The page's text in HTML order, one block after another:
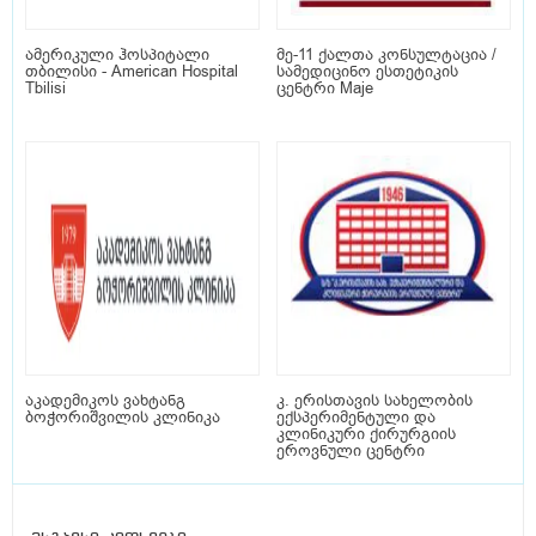
ამერიკული ჰოსპიტალი
თბილისი - American Hospital
Tbilisi
მე-11 ქალთა კონსულტაცია /
სამედიცინო ესთეტიკის
ცენტრი Maje
აკადემიკოს ვახტანგ
ბოჭორიშვილის კლინიკა
კ. ერისთავის სახელობის
ექსპერიმენტული და
კლინიკური ქირურგიის
ეროვნული ცენტრი